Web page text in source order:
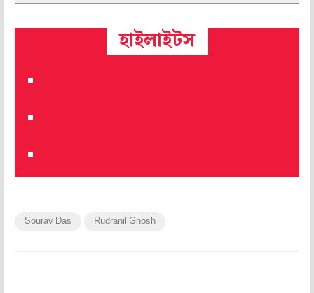
হাইলাইটস
Sourav Das Rudranil Ghosh